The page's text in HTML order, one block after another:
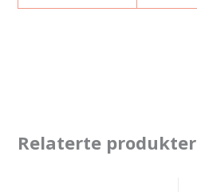
Relaterte produkter